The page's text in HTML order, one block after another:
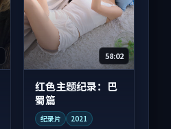
58:02
红色主题纪录：巴
蜀篇
纪录片 2021